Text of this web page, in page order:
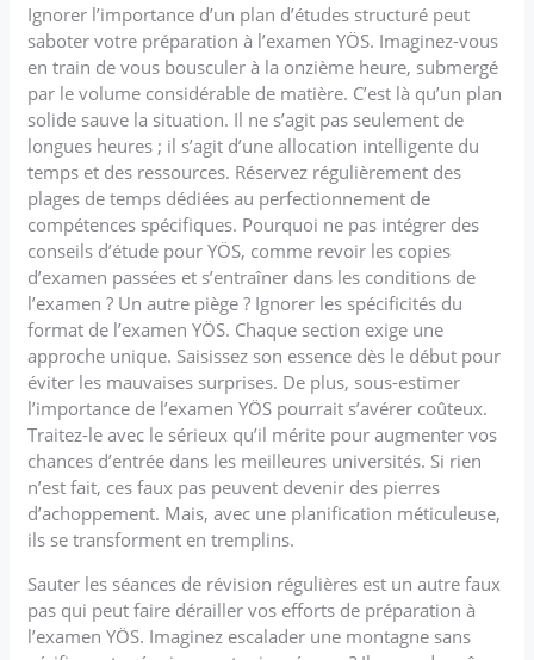
Ignorer l’importance d’un plan d’études structuré peut
saboter votre préparation à l’examen YÖS. Imaginez-vous
en train de vous bousculer à la onzième heure, submergé
par le volume considérable de matière. C’est là qu’un plan
solide sauve la situation. Il ne s’agit pas seulement de
longues heures ; il s’agit d’une allocation intelligente du
temps et des ressources. Réservez régulièrement des
plages de temps dédiées au perfectionnement de
compétences spécifiques. Pourquoi ne pas intégrer des
conseils d’étude pour YÖS, comme revoir les copies
d’examen passées et s’entraîner dans les conditions de
l’examen ? Un autre piège ? Ignorer les spécificités du
format de l’examen YÖS. Chaque section exige une
approche unique. Saisissez son essence dès le début pour
éviter les mauvaises surprises. De plus, sous-estimer
l’importance de l’examen YÖS pourrait s’avérer coûteux.
Traitez-le avec le sérieux qu’il mérite pour augmenter vos
chances d’entrée dans les meilleures universités. Si rien
n’est fait, ces faux pas peuvent devenir des pierres
d’achoppement. Mais, avec une planification méticuleuse,
ils se transforment en tremplins.
Sauter les séances de révision régulières est un autre faux
pas qui peut faire dérailler vos efforts de préparation à
l’examen YÖS. Imaginez escalader une montagne sans